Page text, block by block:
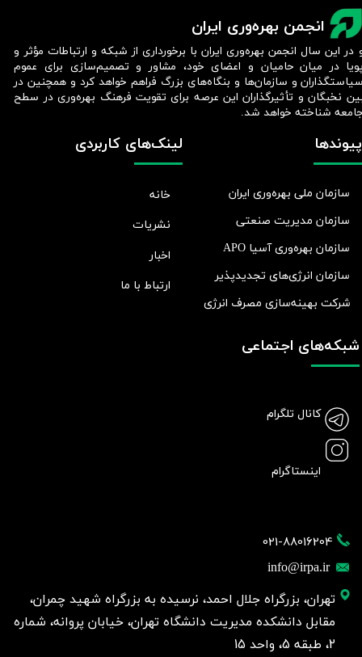
انجمن بهره‌وری ایران
021-88016204
info@irpa.ir
تهران، بزرگراه جلال احمد، نرسیده به بزرگراه شهید چمران،
مقابل دانشکده مدیریت دانشگاه تهران، خیابان پروانه، شماره
2، طبقه 5، واحد 15
لینک‌های کاربردی
خانه
نشریات
اخبار
ارتباط با ما
پیوندها
سازمان ملی بهره‌وری ایران
سازمان مدیریت صنعتی
سازمان بهره‌وری آسیا APO
سازمان انرژی‌های تجدیدپذیر
شرکت بهينه‌سازی مصرف انرژی
شبکه‌های اجتماعی
کانال تلگرام
اینستاگرام
در این سال انجمن بهره‌وری ایران با برخورداری از شبکه و ارتباطات مؤثر و
در میان حامیان و اعضای خود، مشاور و تصمیم‌سازی برای عموم
و سازمان‌ها و بنگاه‌های بزرگ فراهم خواهد کرد و همچنین در
نخبگان و تأثیرگذاران این عرصه برای تقویت فرهنگ بهره‌وری در سطح
شناخته خواهد شد.​​​​​​​